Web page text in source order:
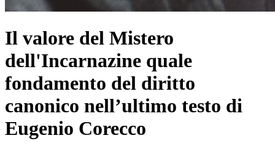
Il valore del Mistero
dell'Incarnazine quale
fondamento del diritto
canonico nell’ultimo testo di
Eugenio Corecco